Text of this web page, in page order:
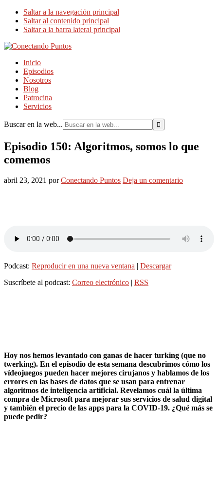
Saltar a la navegación principal
Saltar al contenido principal
Saltar a la barra lateral principal
Inicio
Episodios
Nosotros
Blog
Patrocina
Servicios
Buscar en la web...
Episodio 150: Algoritmos, somos lo que
comemos
abril 23, 2021 porConectando Puntos Deja un comentario
Podcast: Reproducir en una nueva ventana | Descargar
Suscríbete al podcast: Correo electrónico | RSS
Hoy nos hemos levantado con ganas de hacer turking (que no
twerking). En el episodio de esta semana descubrimos cómo los
vídeojuegos pueden hacer mejores cirujanos y hablamos de los
errores en las bases de datos que se usan para entrenar
algoritmos de inteligencia artificial. Revelamos cuál la última
compra de Microsoft para mejorar sus servicios de salud digital
y también el precio de las apps para la COVID-19. ¿Qué más se
puede pedir?